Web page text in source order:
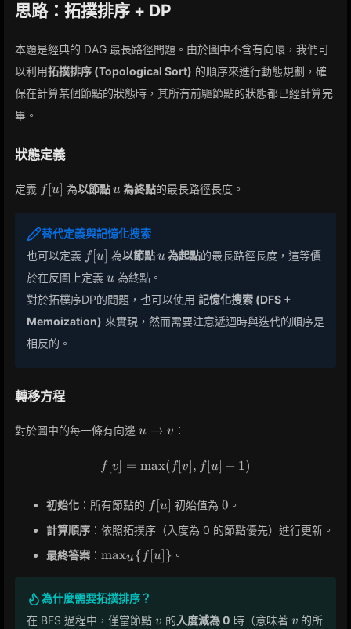
思路：拓撲排序 + DP
本題是經典的 DAG 最長路徑問題。由於圖中不含有向環，我們可
以利用拓撲排序 (Topological Sort) 的順序來進行動態規劃，確
保在計算某個節點的狀態時，其所有前驅節點的狀態都已經計算完
畢。
狀態定義
定義 f[u]
f[ u] 為以節點u
u為終點的最長路徑長度。
替代定義與記憶化搜索
也可以定義 f[u]
f[ u] 為以節點u
u為起點的最長路徑長度，這等價
於在反圖上定義 u
u 為終點。
對於拓樸序DP的問題，也可以使用 記憶化搜索 (DFS +
Memoization) 來實現，然而需要注意遞迴時與迭代的順序是
相反的。
轉移方程
對於圖中的每一條有向邊 u
u → v ：
f[v] = \max(f[v], f[u] + 1)
f[ v = max( f[v , f[ u] + 1)
初始化 ：所有節點的 f[u]
f[u] 初始值為 0
0 。
計算順序 ：依照拓撲序（入度為 0 的節點優先）進行更新。
最終答案 ： \max_{u}
\{ f[u] \}
maxu{ f[u]} 。
為什麼需要拓撲排序？
在 BFS 過程中，僅當節點 v
v 的 入度減為 0 時（意味著 v
v 的所